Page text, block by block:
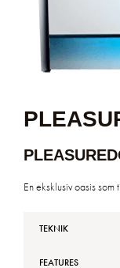
En eksklusiv oasis
TEKNIK
FEATURES